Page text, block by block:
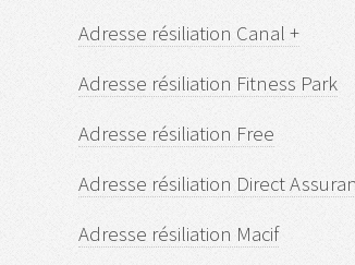
Adresse résiliation Canal +
Adresse résiliation Fitness Park
Adresse résiliation Free
Adresse résiliation Direct
Adresse résiliation Macif